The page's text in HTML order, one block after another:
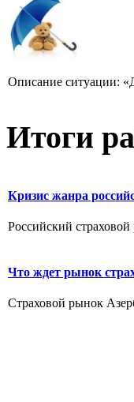
Описание ситуации:
Итоги
Кризис жанра
Российский
Что ждет рынок
Страховой рынок